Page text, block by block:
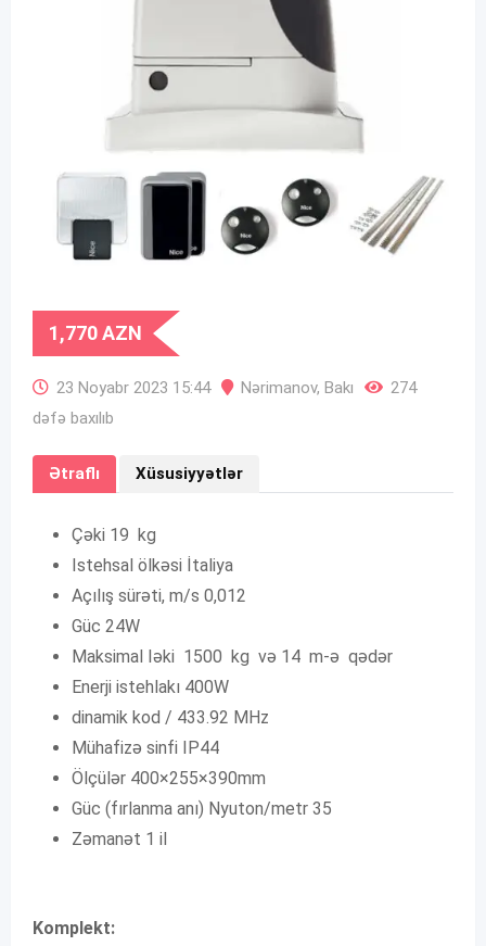
1,770AZN
23 Noyabr 2023 15:44 Nərimanov, Bakı
274
dəfə baxılıb
Ətraflı Xüsusiyyətlər
Çəki 19 kg
Istehsal ölkəsi İtaliya
Açılış sürəti, m/s 0,012
Güc 24W
Maksimal Iəki 1500 kg və 14 m-ə qədər
Enerji istehlakı 400W
dinamik kod / 433.92 MHz
Mühafizə sinfi IP44
Ölçülər 400×255×390mm
Güc (fırlanma anı) Nyuton/metr 35
Zəmanət 1 il
Komplekt: